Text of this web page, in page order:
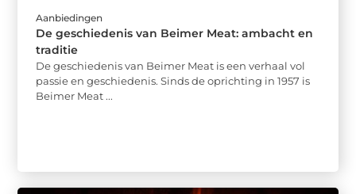
Aanbiedingen
De geschiedenis van Beimer Meat: ambacht en
traditie
De geschiedenis van Beimer Meat is een verhaal vol
passie en geschiedenis. Sinds de oprichting in 1957 is
Beimer Meat ...